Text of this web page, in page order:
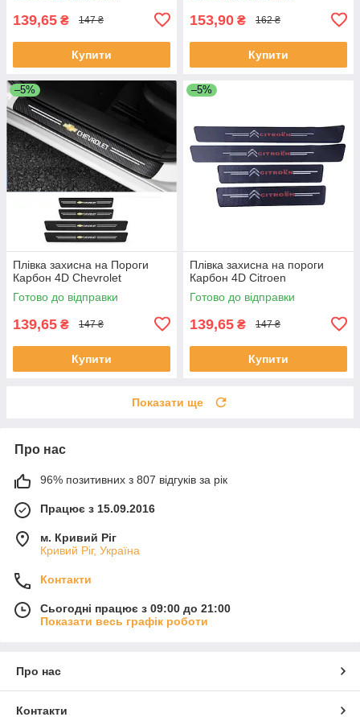
139,65 ₴ 147 ₴
Купити
153,90 ₴ 162 ₴
Купити
–5%
Плівка захисна на Пороги
Карбон 4D Chevrolet
Готово до відправки
139,65 ₴ 147 ₴
Купити
–5%
Плівка захисна на пороги
Карбон 4D Citroen
Готово до відправки
139,65 ₴ 147 ₴
Купити
Показати ще
Про нас
96% позитивних з 807 відгуків за рік
Працює з 15.09.2016
м. Кривий Ріг
Кривий Ріг, Україна
Контакти
Сьогодні працює з 09:00 до 21:00
Показати весь графік роботи
Про нас
Контакти